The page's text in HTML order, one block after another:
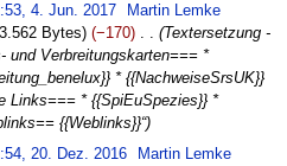
4. Jun. 2017
Martin Lemke
Bytes −170 ‎
Textersetzung -
und Verbreitungskarten=== *
* {{NachweiseSrsUK}}
Links=== * {{SpiEuSpezies}} *
{{Weblinks}}“
20. Dez. 2016
Martin Lemke